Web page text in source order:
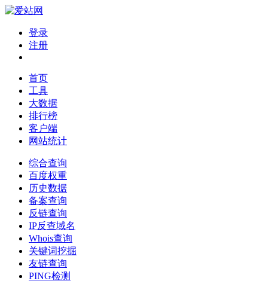
登录
注册
首页
工具
大数据
排行榜
客户端
网站统计
综合查询
百度权重
历史数据
备案查询
反链查询
IP反查域名
Whois查询
关键词挖掘
友链查询
PING检测